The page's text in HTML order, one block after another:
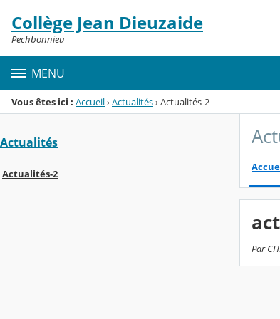
Menu de la rubrique
Contenu
Collège Jean Dieuzaide
Pechbonnieu
MENU
Vous êtes ici : Accueil›Actualités›Actualités-2
Actualités
Actualités-2
Par